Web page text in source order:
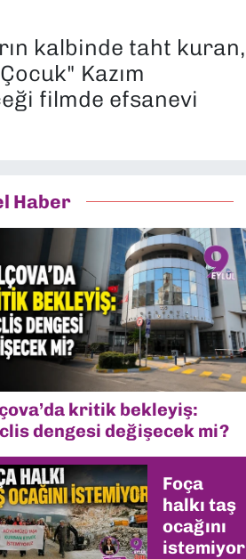
kalbinde taht kuran,
Kazım
filmde efsanevi
Haber
kritik bekleyiş:
dengesi değişecek mi?
Foça
halkı taş
ocağını
istemiyor